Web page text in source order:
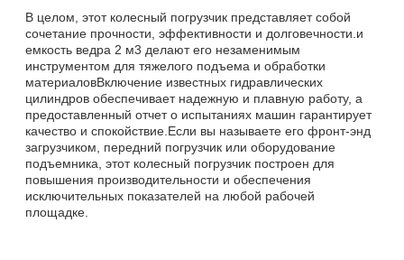
В целом, этот колесный погрузчик представляет собой
сочетание прочности, эффективности и долговечности.и
емкость ведра 2 м3 делают его незаменимым
инструментом для тяжелого подъема и обработки
материаловВключение известных гидравлических
цилиндров обеспечивает надежную и плавную работу, а
предоставленный отчет о испытаниях машин гарантирует
качество и спокойствие.Если вы называете его фронт-энд
загрузчиком, передний погрузчик или оборудование
подъемника, этот колесный погрузчик построен для
повышения производительности и обеспечения
исключительных показателей на любой рабочей
площадке.